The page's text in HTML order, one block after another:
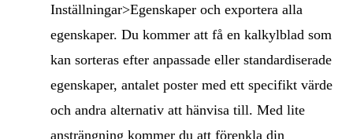
Inställningar>Egenskaper och exportera alla
egenskaper. Du kommer att få en kalkylblad som
kan sorteras efter anpassade eller standardiserade
egenskaper, antalet poster med ett specifikt värde
och andra alternativ att hänvisa till. Med lite
ansträngning kommer du att förenkla din